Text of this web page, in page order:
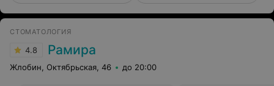
СТОМАТОЛОГИЯ
4.8 Рамира
Жлобин, Октябрьская, 46 до 20:00